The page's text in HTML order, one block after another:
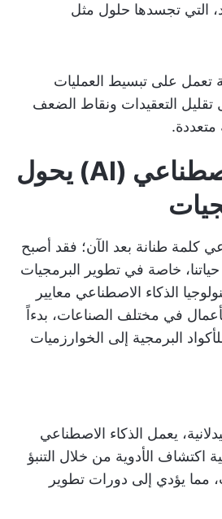
التي تجسدها حلول مثل
تعمل على تبسيط العمليات
تقليل التعقيدات ونقاط الضعف
2. الذكاء الاصطناعي (AI) يحول
كلمة طنانة بعد الآن؛ فقد أصبح
حياتنا، خاصة في تطوير البرمجيات
الذكاء الاصطناعي معايير
في مختلف الصناعات، بدءاً
البرمجية إلى الخوارزميات
يعمل الذكاء الاصطناعي
اكتشاف الأدوية من خلال التنبؤ
مما يؤدي إلى دورات تطوير